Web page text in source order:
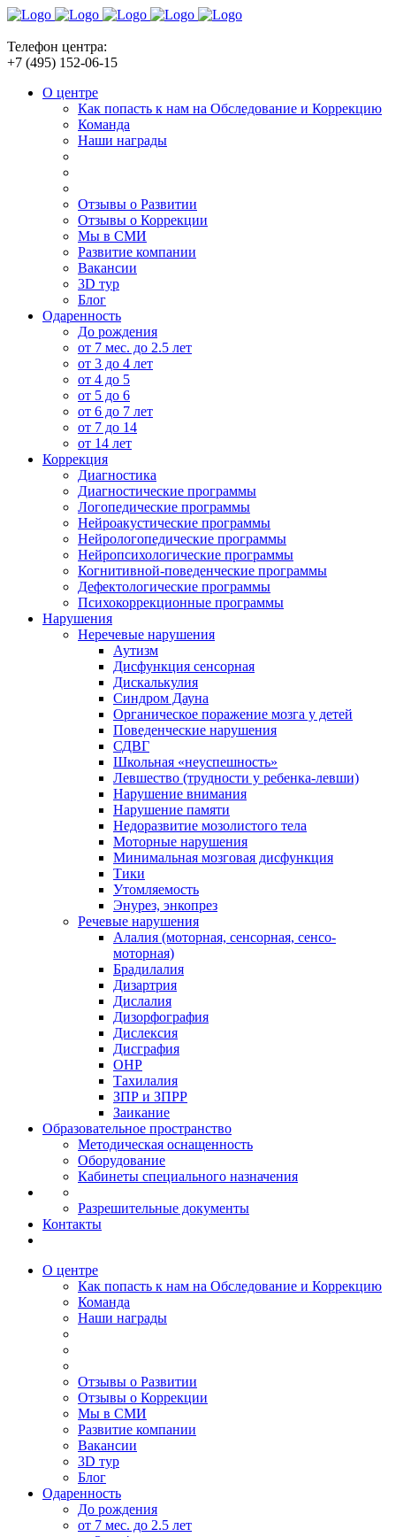
Телефон центра:
+7 (495) 152-06-15
О центре
Как попасть к нам на Обследование и Коррекцию
Команда
Наши награды
Отзывы о Развитии
Отзывы о Коррекции
Мы в СМИ
Развитие компании
Вакансии
3D тур
Блог
Одаренность
До рождения
от 7 мес. до 2.5 лет
от 3 до 4 лет
от 4 до 5
от 5 до 6
от 6 до 7 лет
от 7 до 14
от 14 лет
Коррекция
Диагностика
Диагностические программы
Логопедические программы
Нейроакустические программы
Нейрологопедические программы
Нейропсихологические программы
Когнитивной-поведенческие программы
Дефектологические программы
Психокоррекционные программы
Нарушения
Неречевые нарушения
Аутизм
Дисфункция сенсорная
Дискалькулия
Синдром Дауна
Органическое поражение мозга у детей
Поведенческие нарушения
СДВГ
Школьная «неуспешность»
Левшество (трудности у ребенка-левши)
Нарушение внимания
Нарушение памяти
Недоразвитие мозолистого тела
Моторные нарушения
Минимальная мозговая дисфункция
Тики
Утомляемость
Энурез, энкопрез
Речевые нарушения
Алалия (моторная, сенсорная, сенсо-
моторная)
Брадилалия
Дизартрия
Дислалия
Дизорфография
Дислексия
Дисграфия
ОНР
Тахилалия
ЗПР и ЗПРР
Заикание
Образовательное пространство
Методическая оснащенность
Оборудование
Кабинеты специального назначения
Разрешительные документы
Контакты
О центре
Как попасть к нам на Обследование и Коррекцию
Команда
Наши награды
Отзывы о Развитии
Отзывы о Коррекции
Мы в СМИ
Развитие компании
Вакансии
3D тур
Блог
Одаренность
До рождения
от 7 мес. до 2.5 лет